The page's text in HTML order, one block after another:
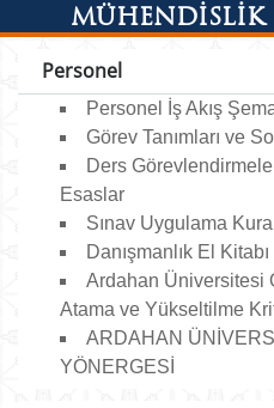
MÜHENDİSLİK
Personel
Personel İş Akış
Görev Tanımları ve
Ders
Esaslar
Sınav Uygulama
Danışmanlık El Kitabı
Ardahan Üniversitesi
Atama ve Yükseltilme
ARDAHAN
YÖNERGESİ